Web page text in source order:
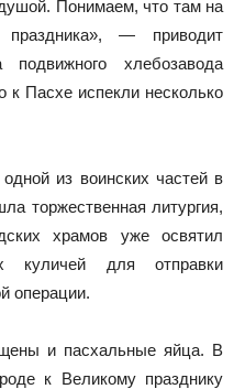
Понимаем, что там на
— приводит
подвижного хлебозавода
к Пасхе испекли несколько
из воинских частей в
торжественная литургия,
храмов уже освятил
куличей для отправки
операции.
и пасхальные яйца. В
к Великому празднику